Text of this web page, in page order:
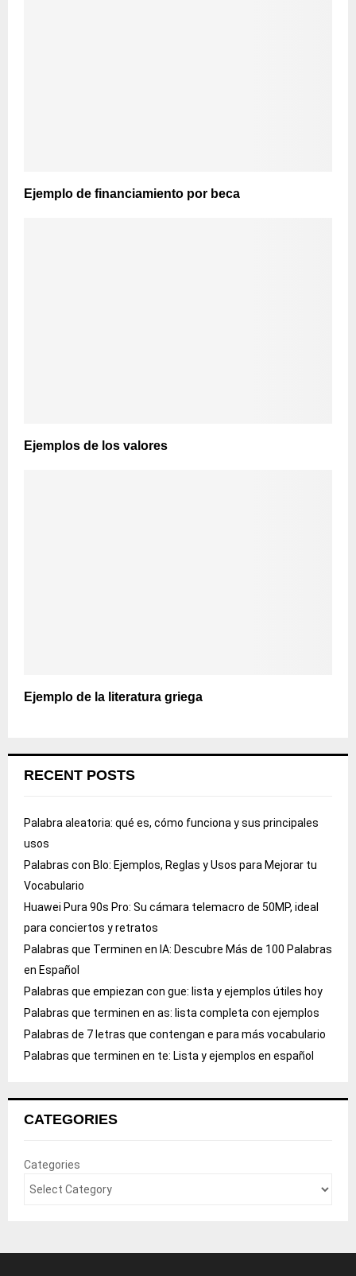
Ejemplo de financiamiento por beca
Ejemplos de los valores
Ejemplo de la literatura griega
RECENT POSTS
Palabra aleatoria: qué es, cómo funciona y sus principales
usos
Palabras con Blo: Ejemplos, Reglas y Usos para Mejorar tu
Vocabulario
Huawei Pura 90s Pro: Su cámara telemacro de 50MP, ideal
para conciertos y retratos
Palabras que Terminen en IA: Descubre Más de 100 Palabras
en Español
Palabras que empiezan con gue: lista y ejemplos útiles hoy
Palabras que terminen en as: lista completa con ejemplos
Palabras de 7 letras que contengan e para más vocabulario
Palabras que terminen en te: Lista y ejemplos en español
CATEGORIES
Categories